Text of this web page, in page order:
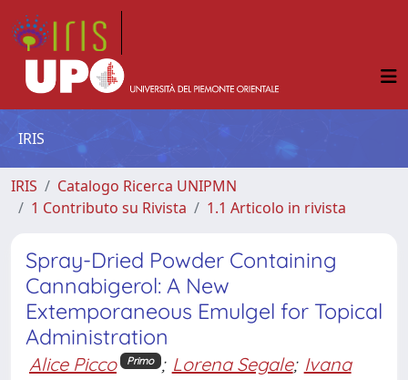
IRIS
IRIS
Catalogo Ricerca UNIPMN
1 Contributo su Rivista
1.1 Articolo in rivista
Spray-Dried Powder Containing
Cannabigerol: A New
Extemporaneous Emulgel for Topical
Administration
Alice Picco Primo ; Lorena Segale; Ivana